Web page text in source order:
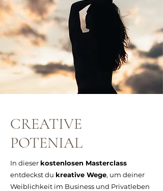
CREATIVE
POTENIAL
In dieser kostenlosen Masterclass
entdeckst du kreative Wege, um deiner
Weiblichkeit im Business und Privatleben